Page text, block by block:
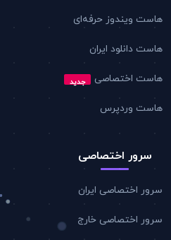
هاست ویندوز حرفه‌ای
هاست دانلود ایران
هاست اختصاصی جدید
هاست وردپرس
سرور اختصاصی
سرور اختصاصی ایران
سرور اختصاصی خارج